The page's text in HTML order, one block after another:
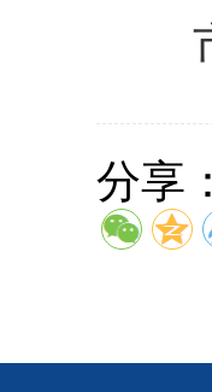
市
分享：